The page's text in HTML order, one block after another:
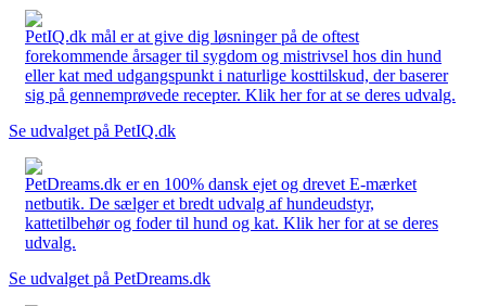
PetIQ.dk mål er at give dig løsninger på de oftest
forekommende årsager til sygdom og mistrivsel hos din hund
eller kat med udgangspunkt i naturlige kosttilskud, der baserer
sig på gennemprøvede recepter. Klik her for at se deres udvalg.
Se udvalget på PetIQ.dk
PetDreams.dk er en 100% dansk ejet og drevet E-mærket
netbutik. De sælger et bredt udvalg af hundeudstyr,
kattetilbehør og foder til hund og kat. Klik her for at se deres
udvalg.
Se udvalget på PetDreams.dk